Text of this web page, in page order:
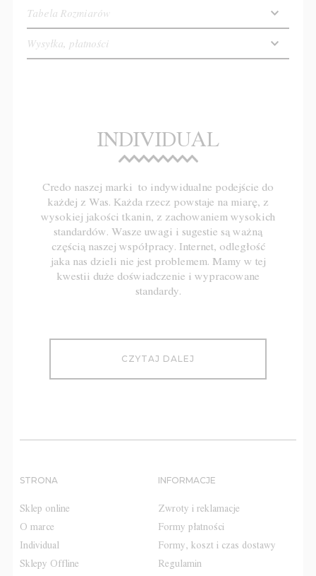
Tabela Rozmiarów
Wysyłka, płatności
INDIVIDUAL
Credo naszej marki to indywidualne podejście do
każdej z Was. Każda rzecz powstaje na miarę, z
wysokiej jakości tkanin, z zachowaniem wysokich
standardów. Wasze uwagi i sugestie są ważną
częścią naszej współpracy. Internet, odległość
jaka nas dzieli nie jest problemem. Mamy w tej
kwestii duże doświadczenie i wypracowane
standardy.
CZYTAJ DALEJ
STRONA
Sklep online
O marce
Individual
Sklepy Offline
INFORMACJE
Zwroty i reklamacje
Formy płatności
Formy, koszt i czas dostawy
Regulamin